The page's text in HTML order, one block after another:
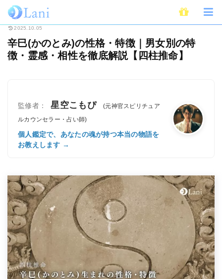
ホーム 占い 辛巳(かのとみ)の性格・特徴｜男女別の特徴・霊
2025.10.05
辛巳(かのとみ)の性格・特徴｜男女別の特
徴・霊感・相性を徹底解説【四柱推命】
監修者： 星空こもぴ
(元神官スピリチュア
ルカウンセラー・占い師)
個人鑑定で、あなたの魂が持つ本当の物語を
お教えします →